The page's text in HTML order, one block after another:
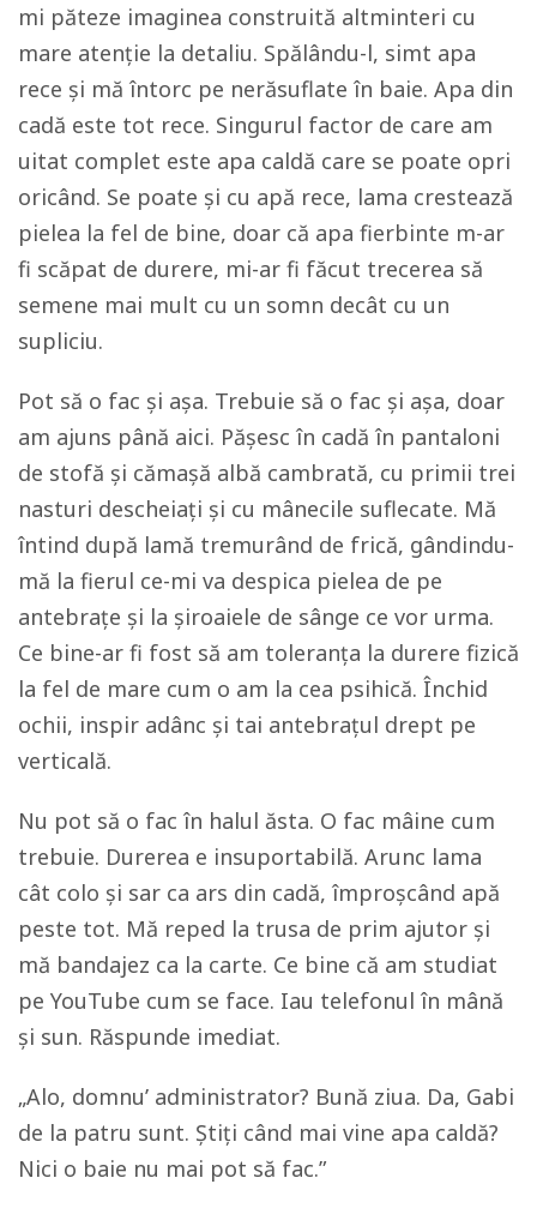
mi păteze imaginea construită altminteri cu
mare atenție la detaliu. Spălându-l, simt apa
rece și mă întorc pe nerăsuflate în baie. Apa din
cadă este tot rece. Singurul factor de care am
uitat complet este apa caldă care se poate opri
oricând. Se poate și cu apă rece, lama crestează
pielea la fel de bine, doar că apa fierbinte m-ar
fi scăpat de durere, mi-ar fi făcut trecerea să
semene mai mult cu un somn decât cu un
supliciu.
Pot să o fac și așa. Trebuie să o fac și așa, doar
am ajuns până aici. Pășesc în cadă în pantaloni
de stofă și cămașă albă cambrată, cu primii trei
nasturi descheiați și cu mânecile suflecate. Mă
întind după lamă tremurând de frică, gândindu-
mă la fierul ce-mi va despica pielea de pe
antebrațe și la șiroaiele de sânge ce vor urma.
Ce bine-ar fi fost să am toleranța la durere fizică
la fel de mare cum o am la cea psihică. Închid
ochii, inspir adânc și tai antebrațul drept pe
verticală.
Nu pot să o fac în halul ăsta. O fac mâine cum
trebuie. Durerea e insuportabilă. Arunc lama
cât colo și sar ca ars din cadă, împroșcând apă
peste tot. Mă reped la trusa de prim ajutor și
mă bandajez ca la carte. Ce bine că am studiat
pe YouTube cum se face. Iau telefonul în mână
și sun. Răspunde imediat.
„Alo, domnu’ administrator? Bună ziua. Da, Gabi
de la patru sunt. Știți când mai vine apa caldă?
Nici o baie nu mai pot să fac.”